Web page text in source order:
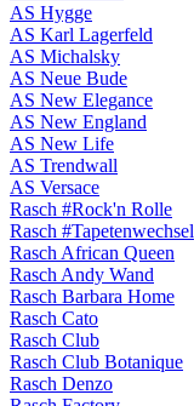
AS Hygge
AS Karl Lagerfeld
AS Michalsky
AS Neue Bude
AS New Elegance
AS New England
AS New Life
AS Trendwall
AS Versace
Rasch #Rock'n Rolle
Rasch #Tapetenwechsel
Rasch African Queen
Rasch Andy Wand
Rasch Barbara Home
Rasch Cato
Rasch Club
Rasch Club Botanique
Rasch Denzo